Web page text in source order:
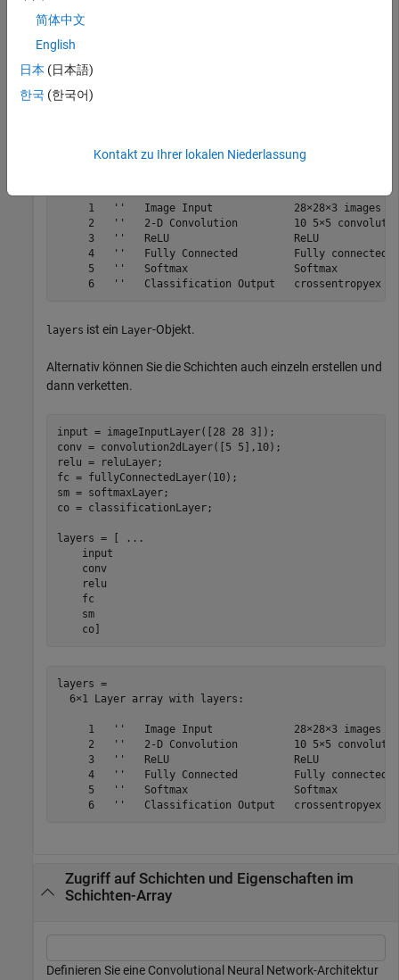
layers = [
    convolution2dLayer([5 5],10)
    reluLayer
    fullyConnectedLayer(10)
    softmaxLayer
layers =
1   ''   Image Input             28×28×3 images
2   ''   2-D Convolution         10 5×5
     3   ''   ReLU                    ReLU
4   ''   Fully Connected         Fully connected
     5   ''   Softmax                 Softmax
     6   ''   Classification Output   crossentropyex
layers ist ein Layer-Objekt.
Alternativ können Sie die Schichten auch einzeln erstellen und
dann verketten.
input = imageInputLayer([28 28 3]);
conv = convolution2dLayer([5 5],10);
relu = reluLayer;
fc = fullyConnectedLayer(10);
sm = softmaxLayer;
co = classificationLayer;
layers = [
...
    input
    conv
    relu
    fc
    sm
    co]
layers =
  6×1 Layer array with layers:
1   ''   Image Input             28×28×3 images
2   ''   2-D Convolution         10 5×5
     3   ''   ReLU                    ReLU
4   ''   Fully Connected         Fully connected
     5   ''   Softmax                 Softmax
     6   ''   Classification Output   crossentropyex
Zugriff auf Schichten und Eigenschaften im
Schichten-Array
Definieren Sie eine Convolutional Neural Network-Architektur
简体中文
English
日本 (日本語)
한국 (한국어)
Kontakt zu Ihrer lokalen Niederlassung